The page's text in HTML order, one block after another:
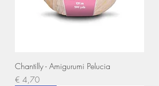
Chantilly - Amigurumi Pelucia
Preço
€ 4,70